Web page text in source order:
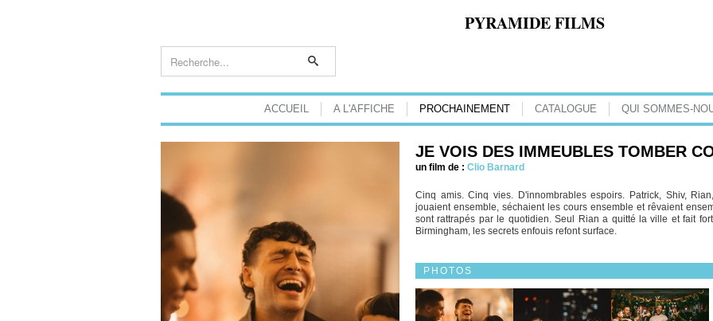
PYRAMIDE FILMS
ACCUEIL A L'AFFICHE PROCHAINEMENT CATALOGUE QUI SOMMES-
JE VOIS DES IMMEUBLES TOMBER
un film de : Clio Barnard
Cinq amis. Cinq vies. D'innombrables espoirs. Patrick, Shiv,
jouaient ensemble, séchaient les cours ensemble et rêvaient
sont rattrapés par le quotidien. Seul Rian a quitté la ville et fait
Birmingham, les secrets enfouis refont surface.
PHOTOS